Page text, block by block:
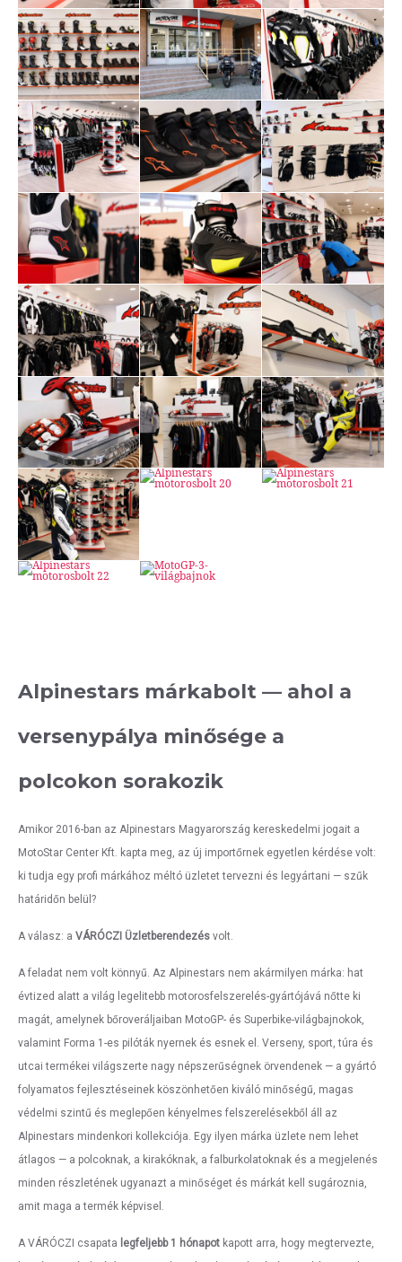
Alpinestars márkabolt — ahol a
versenypálya minősége a
polcokon sorakozik
Amikor 2016-ban az Alpinestars Magyarország kereskedelmi jogait a
MotoStar Center Kft. kapta meg, az új importőrnek egyetlen kérdése volt:
ki tudja egy profi márkához méltó üzletet tervezni és legyártani — szűk
határidőn belül?
A válasz: a VÁRÓCZI Üzletberendezés volt.
A feladat nem volt könnyű. Az Alpinestars nem akármilyen márka: hat
évtized alatt a világ legelitebb motorosfelszerelés-gyártójává nőtte ki
magát, amelynek bőroveráljaiban MotoGP- és Superbike-világbajnokok,
valamint Forma 1-es pilóták nyernek és esnek el. Verseny, sport, túra és
utcai termékei világszerte nagy népszerűségnek örvendenek — a gyártó
folyamatos fejlesztéseinek köszönhetően kiváló minőségű, magas
védelmi szintű és meglepően kényelmes felszerelésekből áll az
Alpinestars mindenkori kollekciója. Egy ilyen márka üzlete nem lehet
átlagos — a polcoknak, a kirakóknak, a falburkolatoknak és a megjelenés
minden részletének ugyanazt a minőséget és márkát kell sugároznia,
amit maga a termék képvisel.
A VÁRÓCZI csapata legfeljebb 1 hónapot kapott arra, hogy megtervezte,